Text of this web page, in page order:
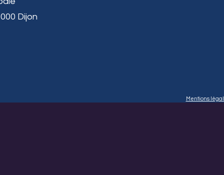
Dijon
Mentions